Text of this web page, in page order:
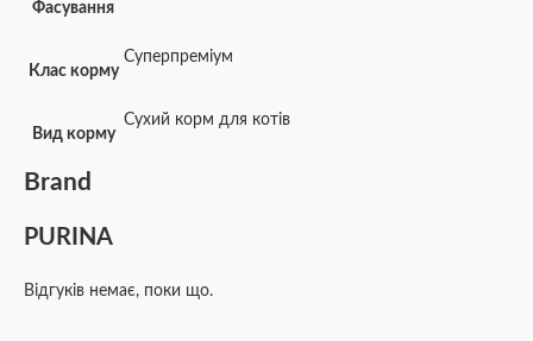
Фасування
Клас корму
Суперпреміум
Вид корму
Сухий корм для котів
Brand
PURINA
Відгуків немає, поки що.